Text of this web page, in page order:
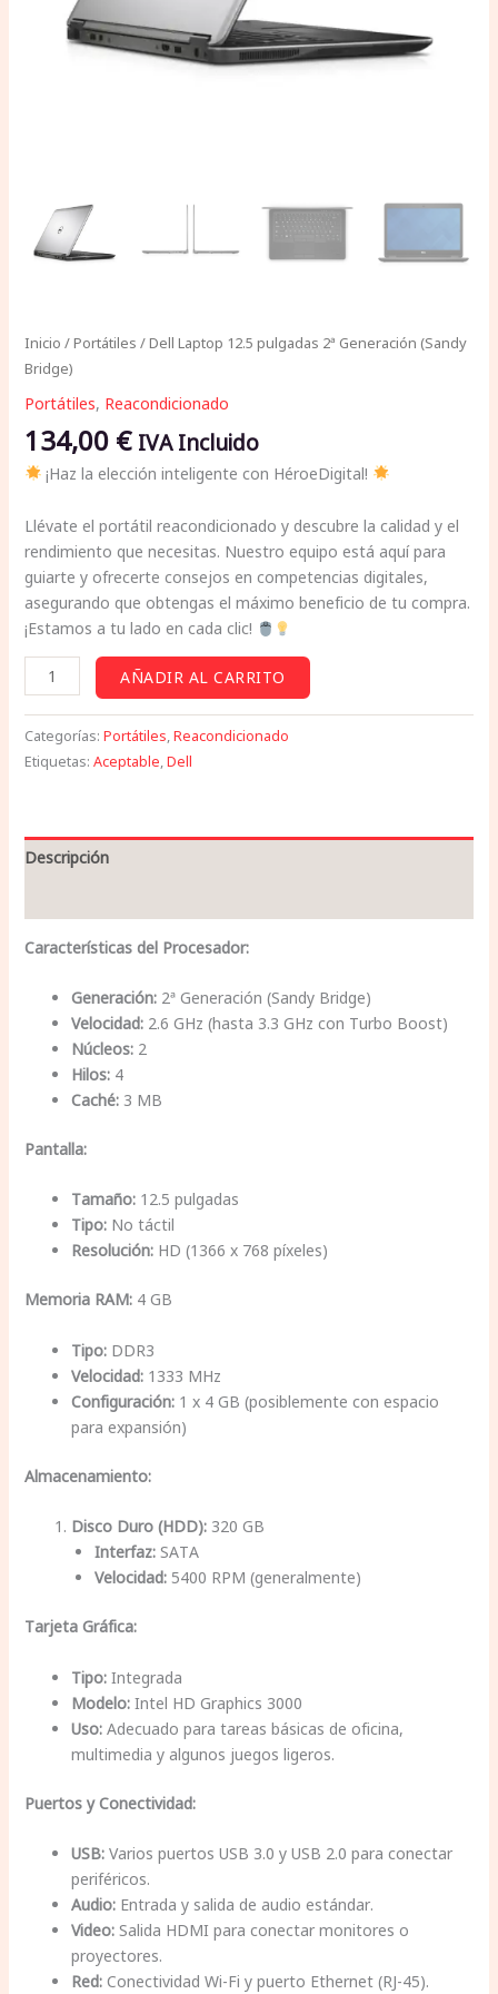
Inicio /Portátiles / Dell Laptop 12.5 pulgadas 2ª Generación (Sandy
Bridge)
Portátiles, Reacondicionado
134,00 € IVA Incluido
¡Haz la elección inteligente con HéroeDigital!
Llévate el portátil reacondicionado y descubre la calidad y el
rendimiento que necesitas. Nuestro equipo está aquí para
guiarte y ofrecerte consejos en competencias digitales,
asegurando que obtengas el máximo beneficio de tu compra.
¡Estamos a tu lado en cada clic!
AÑADIR AL CARRITO
Categorías: Portátiles,Reacondicionado
Etiquetas: Aceptable,Dell
Descripción
Características del Procesador:
Generación:2ª Generación (Sandy Bridge)
Velocidad:2.6 GHz (hasta 3.3 GHz con Turbo Boost)
Núcleos:2
Hilos:4
Caché:3 MB
Pantalla:
Tamaño:12.5 pulgadas
Tipo:No táctil
Resolución:HD (1366 x 768 píxeles)
Memoria RAM:4 GB
Tipo:DDR3
Velocidad:1333 MHz
Configuración:1 x 4 GB (posiblemente con espacio
para expansión)
Almacenamiento:
Disco Duro (HDD):320 GB
Interfaz:SATA
Velocidad:5400 RPM (generalmente)
Tarjeta Gráfica:
Tipo:Integrada
Modelo:Intel HD Graphics 3000
Uso:Adecuado para tareas básicas de oficina,
multimedia y algunos juegos ligeros.
Puertos y Conectividad:
USB:Varios puertos USB 3.0 y USB 2.0 para conectar
periféricos.
Audio:Entrada y salida de audio estándar.
Video:Salida HDMI para conectar monitores o
proyectores.
Red:Conectividad Wi-Fi y puerto Ethernet (RJ-45).